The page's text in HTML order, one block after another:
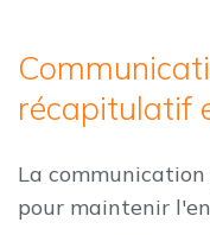
récapitulatif
La
pour maintenir